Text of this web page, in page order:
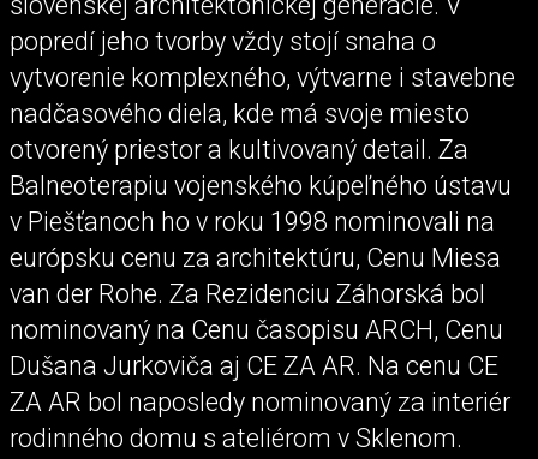
popredí jeho tvorby vždy stojí snaha o
vytvorenie komplexného, výtvarne i stavebne
nadčasového diela, kde má svoje miesto
otvorený priestor a kultivovaný detail. Za
Balneoterapiu vojenského kúpeľného ústavu
v Piešťanoch ho v roku 1998 nominovali na
európsku cenu za architektúru, Cenu Miesa
van der Rohe. Za Rezidenciu Záhorská bol
nominovaný na Cenu časopisu ARCH, Cenu
Dušana Jurkoviča aj CE ZA AR. Na cenu CE
ZA AR bol naposledy nominovaný za interiér
rodinného domu s ateliérom v Sklenom.